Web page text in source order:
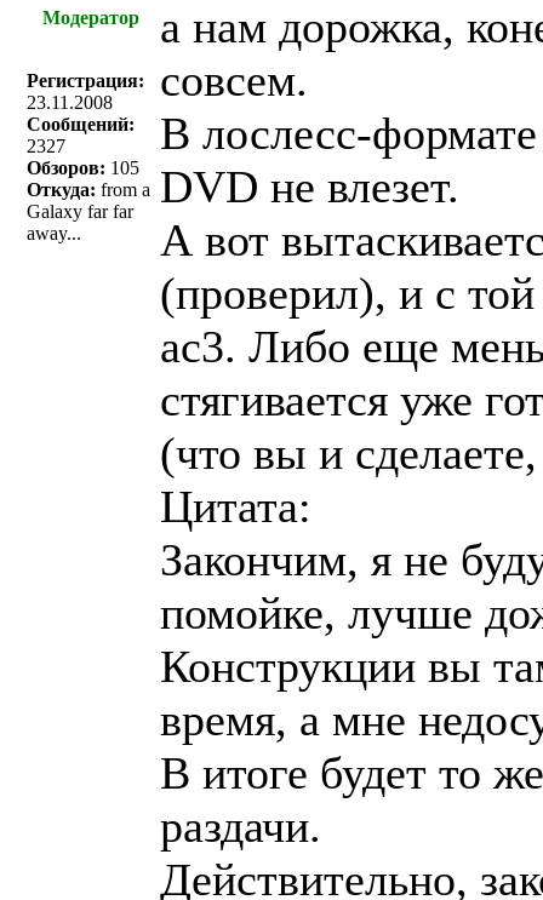
Модератор
Регистрация:
23.11.2008
Сообщений:
2327
Обзоров: 105
Откуда: from a
Galaxy far far
away...
а нам дорожка,
совсем.
В лослесс-
DVD не влезет.
А вот
(проверил), и с
ac3. Либо еще
стягивается уже
(что вы и
Цитата:
Закончим, я не
помойке, лучше
Конструкции вы
время, а мне
В итоге будет то
раздачи.
Действительно,